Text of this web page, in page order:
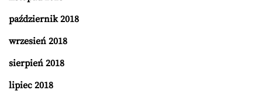
październik 2018
wrzesień 2018
sierpień 2018
lipiec 2018